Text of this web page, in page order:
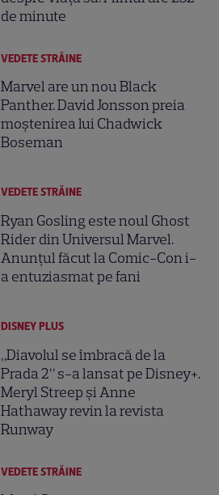
de minute
VEDETE STRĂINE
Marvel are un nou Black
Panther. David Jonsson preia
moștenirea lui Chadwick
Boseman
VEDETE STRĂINE
Ryan Gosling este noul Ghost
Rider din Universul Marvel.
Anunțul făcut la Comic-Con i-
a entuziasmat pe fani
DISNEY PLUS
„Diavolul se îmbracă de la
Prada 2” s-a lansat pe Disney+.
Meryl Streep și Anne
Hathaway revin la revista
Runway
VEDETE STRĂINE